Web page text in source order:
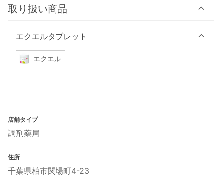
取り扱い商品
エクエルタブレット
エクエル
店舗タイプ
調剤薬局
住所
千葉県柏市関場町4-23